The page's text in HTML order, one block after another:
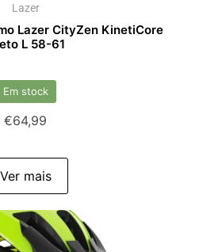
Lazer
Lazer CityZen KinetiCore
L 58-61
Em stock
€64,99
Ver mais